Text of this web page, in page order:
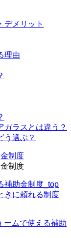
デメリット
理由
ガラスとは違う？
う選ぶ？
制度
制度
補助金制度_top
きに頼れる制度
ームで使える補助